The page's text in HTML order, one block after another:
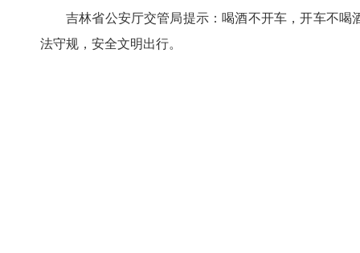
吉林省公安厅交管局提示：喝酒不开车，开车不
法守规，安全文明出行。